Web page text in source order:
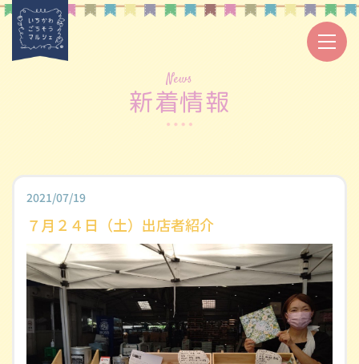
News
新着情報
2021/07/19
７月２４日（土）出店者紹介